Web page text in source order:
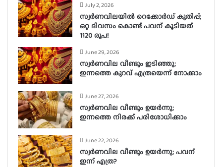
July 2, 2026
സ്വർണവിലയിൽ റെക്കോർഡ് കുതിപ്പ്;
ഒറ്റ ദിവസം കൊണ്ട് പവന് കൂടിയത്
1120 രൂപ!
June 29, 2026
സ്വർണവില വീണ്ടും ഇടിഞ്ഞു;
ഇന്നത്തെ കുറവ് എത്രയെന്ന് നോക്കാം
June 27, 2026
സ്വർണവില വീണ്ടും ഉയർന്നു;
ഇന്നത്തെ നിരക്ക് പരിശോധിക്കാം
June 22, 2026
സ്വർണവില വീണ്ടും ഉയർന്നു; പവന്
ഇന്ന് എത്ര?